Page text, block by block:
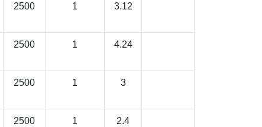
2500 1 3.12
2500 1 4.24
2500 1 3
2500 1 2.4